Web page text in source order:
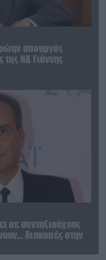
υπουργός
ΝΔ Γιάννης
σε συνταξιούχους
διακοπές στην